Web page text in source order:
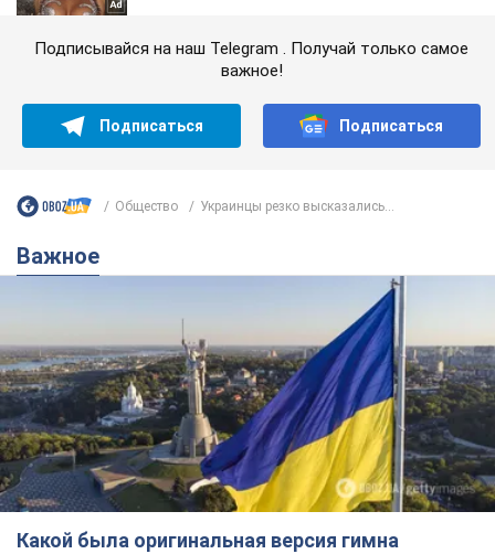
Подписывайся на наш Telegram . Получай только самое
важное!
Подписаться Подписаться
Общество Украинцы резко высказались...
Важное
Какой была оригинальная версия гимна